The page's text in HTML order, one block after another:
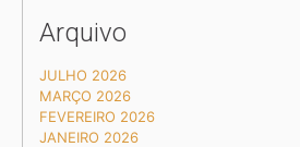
Arquivo
JULHO 2026
MARÇO 2026
FEVEREIRO 2026
JANEIRO 2026